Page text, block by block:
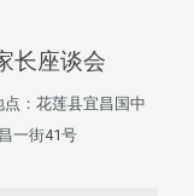
长座谈会
：花莲县宜昌国中
一街41号